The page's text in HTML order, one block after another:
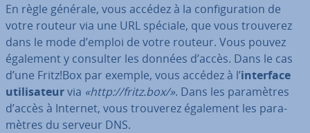
En règle générale, vous accédez à la con­fi­gu­ra­tion de
votre routeur via une URL spéciale, que vous trouverez
dans le mode d’emploi de votre routeur. Vous pouvez
également y consulter les données d’accès. Dans le cas
d’une Fritz!Box par exemple, vous accédez à l’interface
uti­li­sa­teurvia «http://fritz.box/». Dans les pa­ra­mètres
d’accès à Internet, vous trouverez également les pa­ra­
mètres du serveur DNS.